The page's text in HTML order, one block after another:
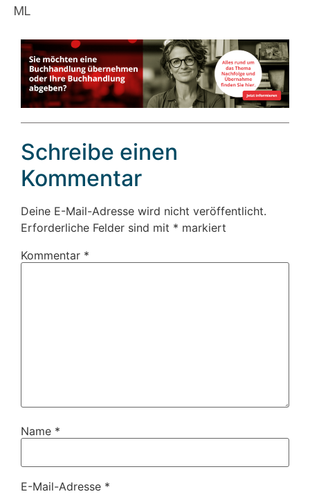
ML
Schreibe einen
Kommentar
Deine E-Mail-Adresse wird nicht veröffentlicht.
Erforderliche Felder sind mit * markiert
Kommentar *
Name *
E-Mail-Adresse *